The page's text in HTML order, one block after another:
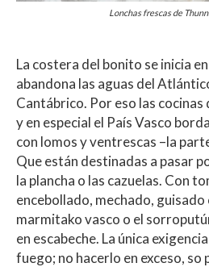
Lonchas frescas de
La costera del bonito se inicia
abandona las aguas del
Cantábrico. Por eso las
y en especial el País Vasco
con lomos y ventrescas –la
Que están destinadas a pasar
la plancha o las cazuelas. Con
encebollado, mechado, guisado
marmitako vasco o el
en escabeche. La única
fuego; no hacerlo en exceso, so